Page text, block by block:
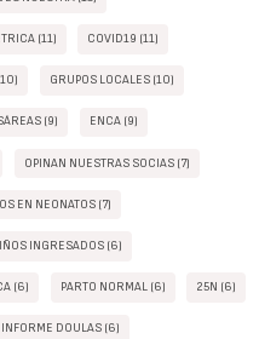
(11) COVID19 (11)
GRUPOS LOCALES (10)
(9) ENCA (9)
OPINAN NUESTRAS SOCIAS (7)
EN NEONATOS (7)
INGRESADOS (6)
(6) PARTO NORMAL (6) 25N (6)
INFORME DOULAS (6)